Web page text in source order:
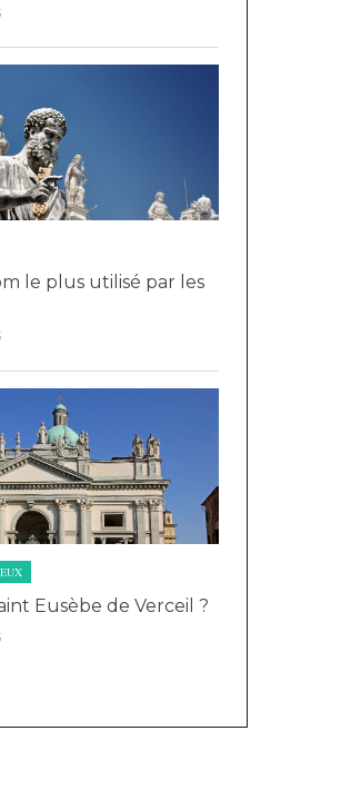
le plus utilisé par les
Eusèbe de Verceil ?